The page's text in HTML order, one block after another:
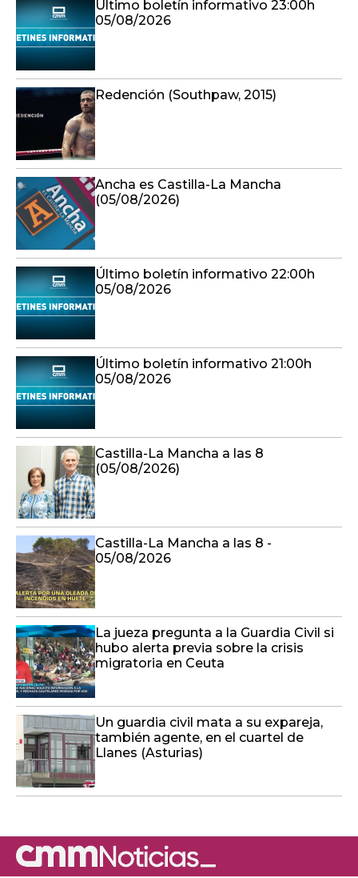
Redención (Southpaw, 2015)
Ancha es Castilla-La Mancha
Último boletín informativo 22:00h
05/08/2026
Último boletín informativo 21:00h
05/08/2026
Castilla-La Mancha a las 8
(05/08/2026)
Castilla-La Mancha a las 8 -
05/08/2026
La jueza pregunta a la Guardia Civil si
hubo alerta previa sobre la crisis
Un guardia civil mata a su expareja,
también agente, en el cuartel de
Llanes (Asturias)
El Robledo confía en que
la buena salud del